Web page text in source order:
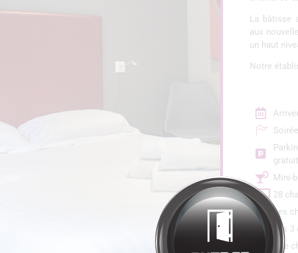
Bienvenue à
HÔTEL
RESTAURANT